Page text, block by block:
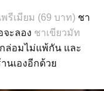
พรีเมียม (69 บาท) ชา
ะลอง ชาเขียวมัท
ล่อมไม่แพ้กัน และ
นเองอีกด้วย